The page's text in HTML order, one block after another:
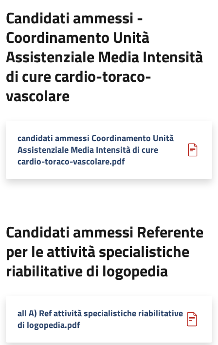
Candidati ammessi -
Coordinamento Unità
Assistenziale Media Intensità
di cure cardio-toraco-
vascolare
candidati ammessi Coordinamento Unità
Assistenziale Media Intensità di cure
cardio-toraco-vascolare.pdf
Candidati ammessi Referente
per le attività specialistiche
riabilitative di logopedia
all A) Ref attività specialistiche riabilitative
di logopedia.pdf